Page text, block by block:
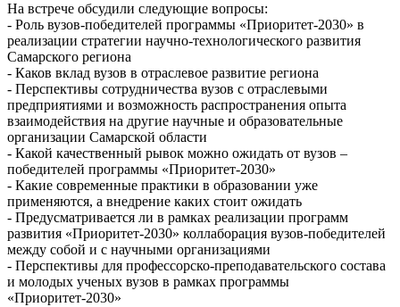
На встрече обсудили следующие вопросы:
- Роль вузов-победителей программы «Приоритет-2030» в
реализации стратегии научно-технологического развития
Самарского региона
- Каков вклад вузов в отраслевое развитие региона
- Перспективы сотрудничества вузов с отраслевыми
предприятиями и возможность распространения опыта
взаимодействия на другие научные и образовательные
организации Самарской области
- Какой качественный рывок можно ожидать от вузов –
победителей программы «Приоритет-2030»
- Какие современные практики в образовании уже
применяются, а внедрение каких стоит ожидать
- Предусматривается ли в рамках реализации программ
развития «Приоритет-2030» коллаборация вузов-победителей
между собой и с научными организациями
- Перспективы для профессорско-преподавательского состава
и молодых ученых вузов в рамках программы
«Приоритет-2030»